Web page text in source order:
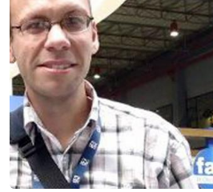
Biblioteca
Editora
Rádio
Museu